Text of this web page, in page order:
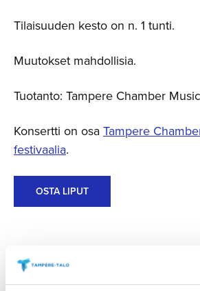
Tilaisuuden kesto on n. 1 tunti.
Muutokset mahdollisia.
Tuotanto: Tampere Chamber Music
Konsertti on osaTampere
festivaalia.
OSTA LIPUT